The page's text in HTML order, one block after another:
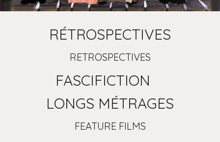
RÉTROSPECTIVES
RETROSPECTIVES
FASCIFICTION
LONGS MÉTRAGES
FEATURE FILMS